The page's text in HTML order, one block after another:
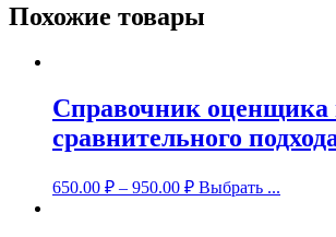
Похожие товары
Справочник оценщика
сравнительного
650.00 ₽ – 950.00 ₽ Выбрать ...